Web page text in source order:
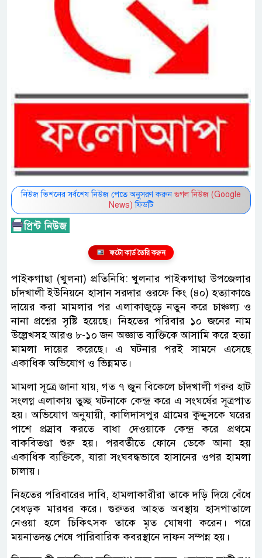
নিউজ ভিশনের সর্বশেষ নিউজ পেতে অনুসরণ করুন গুগল নিউজ (Google
News) ফিডটি
ফটো কার্ড তৈরি করুন
পাইকগাছা (খুলনা) প্রতিনিধি: খুলনার পাইকগাছা উপজেলার
চাঁদখালী ইউনিয়নে হাসান সরদার ওরফে কিং (৪০) হত্যাকাণ্ডে
দায়ের করা মামলার পর এলাকাজুড়ে নতুন করে চাঞ্চল্য ও
নানা প্রশ্নের সৃষ্টি হয়েছে। নিহতের পরিবার ১০ জনের নাম
উল্লেখসহ আরও ৮-১০ জন অজ্ঞাত ব্যক্তিকে আসামি করে হত্যা
মামলা দায়ের করেছে। এ ঘটনার পরই সামনে এসেছে
একাধিক অভিযোগ ও ভিন্নমত।
মামলা সূত্রে জানা যায়, গত ৭ জুন বিকেলে চাঁদখালী গরুর হাট
সংলগ্ন এলাকায় তুচ্ছ ঘটনাকে কেন্দ্র করে এ সংঘর্ষের সূত্রপাত
হয়। অভিযোগ অনুযায়ী, কালিদাসপুর গ্রামের কুদ্দুসকে ঘরের
পাশে প্রস্রাব করতে বাধা দেওয়াকে কেন্দ্র করে প্রথমে
বাকবিতণ্ডা শুরু হয়। পরবর্তীতে ফোনে ডেকে আনা হয়
একাধিক ব্যক্তিকে, যারা সংঘবদ্ধভাবে হাসানের ওপর হামলা
চালায়।
নিহতের পরিবারের দাবি, হামলাকারীরা তাকে দড়ি দিয়ে বেঁধে
বেধড়ক মারধর করে। গুরুতর আহত অবস্থায় হাসপাতালে
নেওয়া হলে চিকিৎসক তাকে মৃত ঘোষণা করেন। পরে
ময়নাতদন্ত শেষে পারিবারিক কবরস্থানে দাফন সম্পন্ন হয়।